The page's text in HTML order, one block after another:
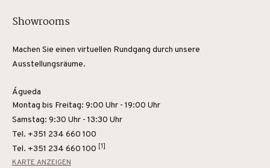
Showrooms
Machen Sie einen virtuellen Rundgang durch unsere
Ausstellungsräume.
Águeda
Montag bis Freitag: 9:00 Uhr - 19:00 Uhr
Samstag: 9:30 Uhr - 13:30 Uhr
Tel. +351 234 660 100
Tel. +351 234 660 100 [1]
KARTE ANZEIGEN